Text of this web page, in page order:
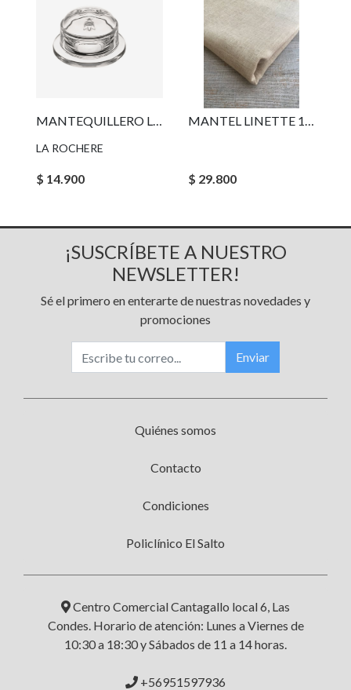
MANTEQUILLERO LA ROCHERE ABEJA
LA ROCHERE
$ 14.900
MANTEL LINETTE 1,57 X 2,27 CM
$ 29.800
¡SUSCRÍBETE A NUESTRO
NEWSLETTER!
Sé el primero en enterarte de nuestras novedades y
promociones
Enviar
Quiénes somos
Contacto
Condiciones
Policlínico El Salto
Centro Comercial Cantagallo local 6, Las
Condes. Horario de atención: Lunes a Viernes de
10:30 a 18:30 y Sábados de 11 a 14 horas.
+56951597936